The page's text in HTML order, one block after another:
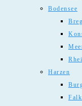
Bodensee
Harzen